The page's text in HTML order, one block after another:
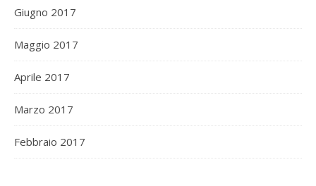
Giugno 2017
Maggio 2017
Aprile 2017
Marzo 2017
Febbraio 2017